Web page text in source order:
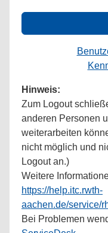
Hinweis:
Zum Logout
anderen Personen
weiterarbeiten
nicht möglich und
Logout an.)
Weitere
https://help.itc.rwth-
aachen.de/service/
Bei Problemen